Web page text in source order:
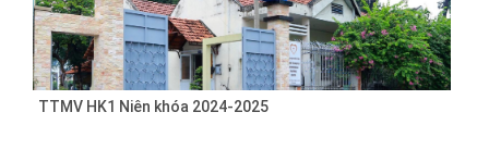
TTMV HK1 Niên khóa 2024-2025